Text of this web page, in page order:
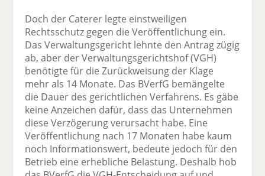
Doch der Caterer legte einstweiligen
Rechtsschutz gegen die Veröffentlichung ein.
Das Verwaltungsgericht lehnte den Antrag zügig
ab, aber der Verwaltungsgerichtshof (VGH)
benötigte für die Zurückweisung der Klage
mehr als 14 Monate. Das BVerfG bemängelte
die Dauer des gerichtlichen Verfahrens. Es gäbe
keine Anzeichen dafür, dass das Unternehmen
diese Verzögerung verursacht habe. Eine
Veröffentlichung nach 17 Monaten habe kaum
noch Informationswert, bedeute jedoch für den
Betrieb eine erhebliche Belastung. Deshalb hob